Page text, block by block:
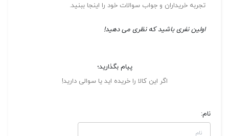
تجربه خریداران و جواب سوالات خود را اینجا ببنید.
اولین نفری باشید که نظری می دهید!
پیام بگذارید؛
اگر این کالا را خریده اید یا سوالی دارید!
نام: